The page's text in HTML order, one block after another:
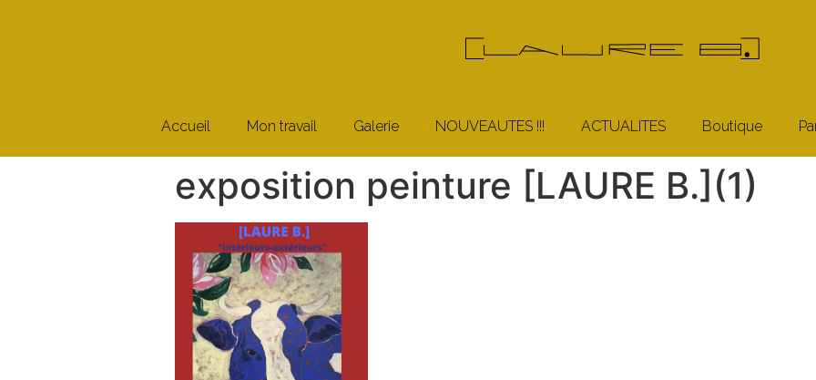
Accueil Mon travail Galerie NOUVEAUTES !!! ACTUALITES Boutique
exposition peinture [LAURE B.](1)